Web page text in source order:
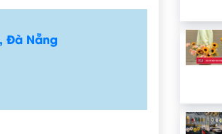
Đà Nẵng